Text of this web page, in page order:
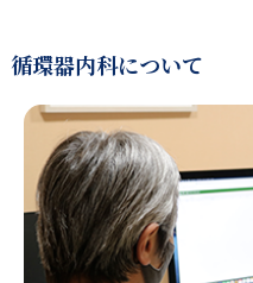
循環器内科について